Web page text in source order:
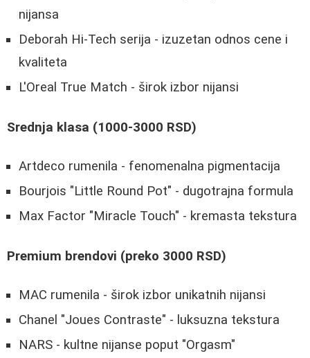
nijansa
Deborah Hi-Tech serija - izuzetan odnos cene i
kvaliteta
L'Oreal True Match - širok izbor nijansi
Srednja klasa (1000-3000 RSD)
Artdeco rumenila - fenomenalna pigmentacija
Bourjois "Little Round Pot" - dugotrajna formula
Max Factor "Miracle Touch" - kremasta tekstura
Premium brendovi (preko 3000 RSD)
MAC rumenila - širok izbor unikatnih nijansi
Chanel "Joues Contraste" - luksuzna tekstura
NARS - kultne nijanse poput "Orgasm"